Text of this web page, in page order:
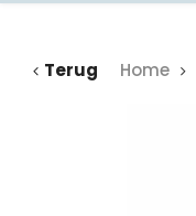
Terug Home